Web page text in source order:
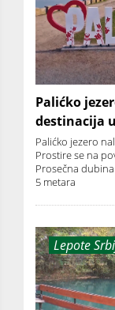
Palićko
destinacija
Palićko jezero
Prostire se na
Prosečna
5 metara
Lepote